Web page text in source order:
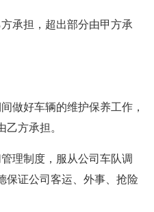
承担，超出部分由甲方承
做好车辆的维护保养工作，
方承担。
理制度，服从公司车队调
保证公司客运、外事、抢险